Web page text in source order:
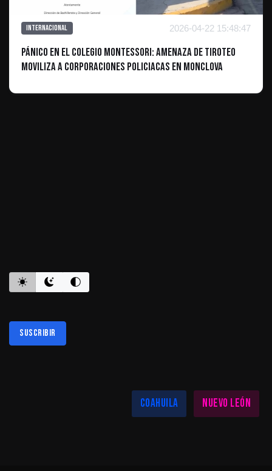
Internacional 2026-04-22 15:48:47
Pánico en el Colegio Montessori: Amenaza de tiroteo
moviliza a corporaciones policiacas en Monclova
Suscribir
Coahuila
Nuevo León